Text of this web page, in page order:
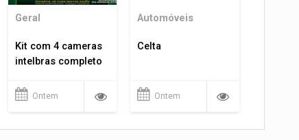
Geral
Kit com 4 cameras
intelbras completo
Ontem
Automóveis
Celta
Ontem